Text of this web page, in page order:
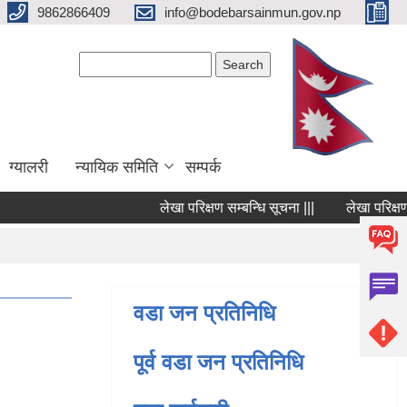
9862866409 info@bodebarsainmun.gov.np
ग्यालरी न्यायिक समिति सम्पर्क
लेखा परिक्षण सम्बन्धि सूचना ||| लेखा परिक्षण
वडा जन प्रतिनिधि
पूर्व वडा जन प्रतिनिधि